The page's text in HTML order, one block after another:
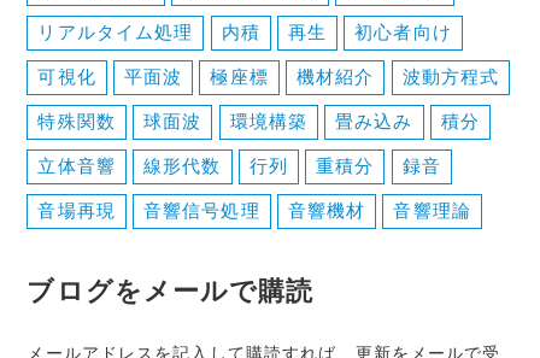
リアルタイム処理 内積 再生 初心者向け
可視化 平面波 極座標 機材紹介 波動方程式
特殊関数 球面波 環境構築 畳み込み 積分
立体音響 線形代数 行列 重積分 録音
音場再現 音響信号処理 音響機材 音響理論
ブログをメールで購読
メールアドレスを記入して購読すれば、更新をメールで受